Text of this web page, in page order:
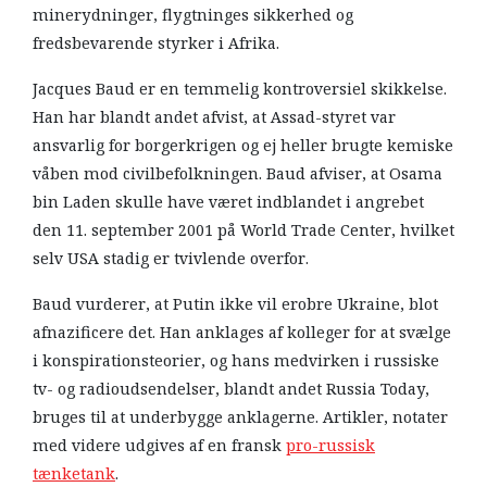
minerydninger, flygtninges sikkerhed og
fredsbevarende styrker i Afrika.
Jacques Baud er en temmelig kontroversiel skikkelse.
Han har blandt andet afvist, at Assad-styret var
ansvarlig for borgerkrigen og ej heller brugte kemiske
våben mod civilbefolkningen. Baud afviser, at Osama
bin Laden skulle have været indblandet i angrebet
den 11. september 2001 på World Trade Center, hvilket
selv USA stadig er tvivlende overfor.
Baud vurderer, at Putin ikke vil erobre Ukraine, blot
afnazificere det. Han anklages af kolleger for at svælge
i konspirationsteorier, og hans medvirken i russiske
tv- og radioudsendelser, blandt andet Russia Today,
bruges til at underbygge anklagerne. Artikler, notater
med videre udgives af en franskpro-russisk
tænketank.